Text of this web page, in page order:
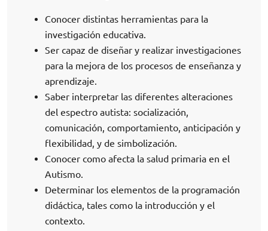
Conocer distintas herramientas para la
investigación educativa.
Ser capaz de diseñar y realizar investigaciones
para la mejora de los procesos de enseñanza y
aprendizaje.
Saber interpretar las diferentes alteraciones
del espectro autista: socialización,
comunicación, comportamiento, anticipación y
flexibilidad, y de simbolización.
Conocer como afecta la salud primaria en el
Autismo.
Determinar los elementos de la programación
didáctica, tales como la introducción y el
contexto.